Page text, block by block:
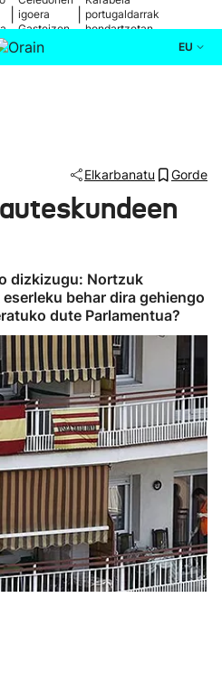
igoera
Gasteizen
portugaldarrak
hondartzetan
EU
Elkarbanatu Gorde
dizkizugu: Nortzuk
behar dira gehiengo
dute Parlamentua?